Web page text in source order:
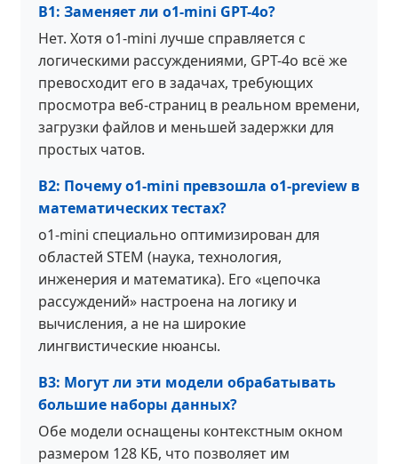
В1: Заменяет ли o1-mini GPT-4o?
Нет. Хотя o1-mini лучше справляется с
логическими рассуждениями, GPT-4o всё же
превосходит его в задачах, требующих
просмотра веб-страниц в реальном времени,
загрузки файлов и меньшей задержки для
простых чатов.
В2: Почему o1-mini превзошла o1-preview в
математических тестах?
o1-mini специально оптимизирован для
областей STEM (наука, технология,
инженерия и математика). Его «цепочка
рассуждений» настроена на логику и
вычисления, а не на широкие
лингвистические нюансы.
В3: Могут ли эти модели обрабатывать
большие наборы данных?
Обе модели оснащены контекстным окном
размером 128 КБ, что позволяет им